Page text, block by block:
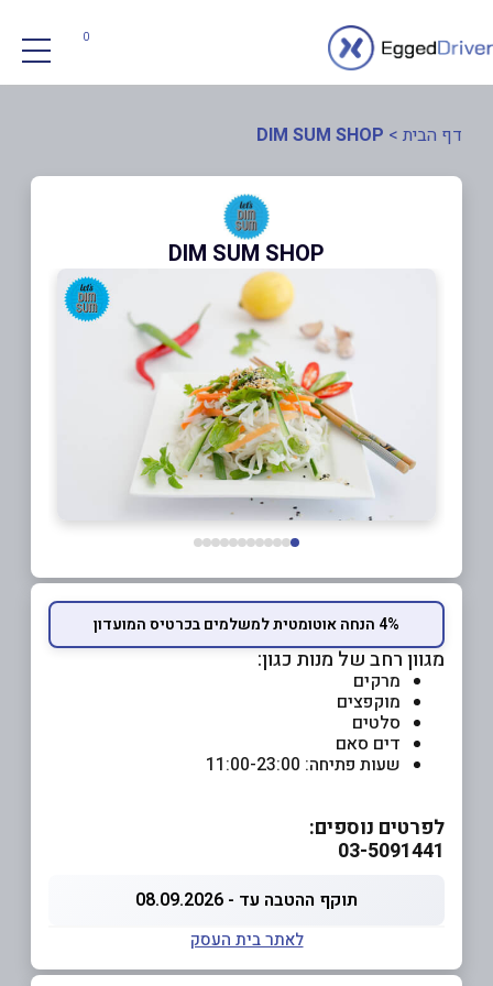
0
דף הבית >
DIM SUM SHOP
DIM SUM SHOP
4% הנחה אוטומטית למשלמים בכרטיס המועדון
מגוון רחב של מנות כגון:
מרקים
מוקפצים
סלטים
דים סאם
שעות פתיחה: 11:00-23:00
לפרטים נוספים:
03-5091441
תוקף ההטבה עד - 08.09.2026
לאתר בית העסק